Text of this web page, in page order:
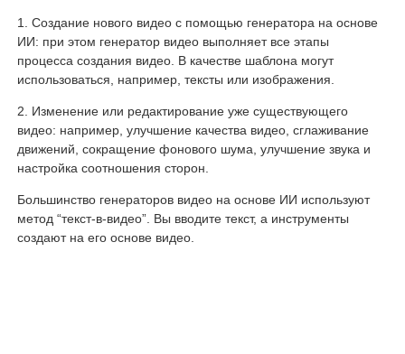
Создание нового видео с помощью генератора на основе
ИИ: при этом генератор видео выполняет все этапы
процесса создания видео. В качестве шаблона могут
использоваться, например, тексты или изображения.
Изменение или редактирование уже существующего
видео: например, улучшение качества видео, сглаживание
движений, сокращение фонового шума, улучшение звука и
настройка соотношения сторон.
Большинство генераторов видео на основе ИИ используют
метод “текст-в-видео”. Вы вводите текст, а инструменты
создают на его основе видео.